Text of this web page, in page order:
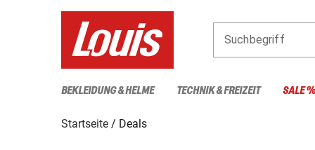
Suchbegriff
BEKLEIDUNG & HELME TECHNIK & FREIZEIT SALE %
Startseite Deals